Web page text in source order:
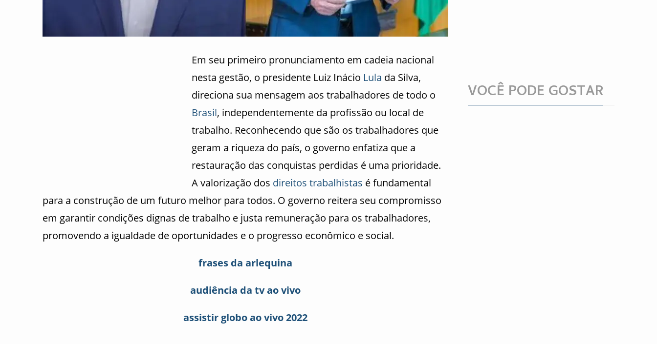
Em seu primeiro pronunciamento em cadeia nacional
nesta gestão, o presidente Luiz Inácio Lula da Silva,
direciona sua mensagem aos trabalhadores de todo o
Brasil, independentemente da profissão ou local de
trabalho. Reconhecendo que são os trabalhadores que
geram a riqueza do país, o governo enfatiza que a
restauração das conquistas perdidas é uma prioridade.
A valorização dos direitos trabalhistas é fundamental
para a construção de um futuro melhor para todos. O governo reitera seu compromisso
em garantir condições dignas de trabalho e justa remuneração para os trabalhadores,
promovendo a igualdade de oportunidades e o progresso econômico e social.
frases da arlequina
audiência da tv ao vivo
assistir globo ao vivo 2022
VOCÊ PODE GOSTAR